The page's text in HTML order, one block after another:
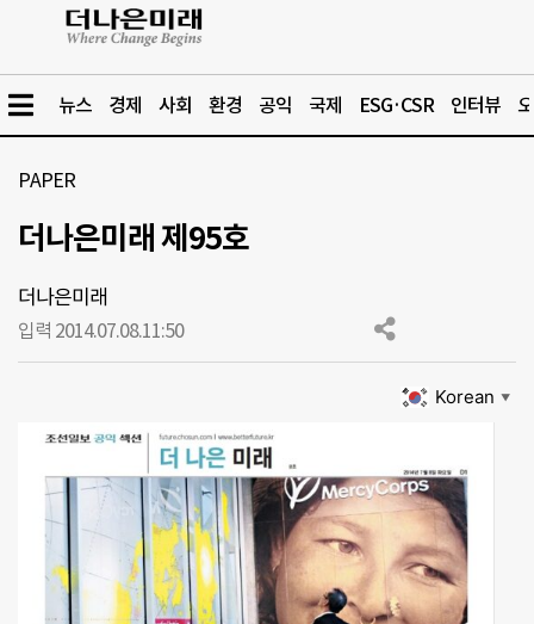
뉴스 경제 사회 환경 공익 국제 ESG·CSR 인터뷰
PAPER
더나은미래 제95호
더나은미래
입력 2014.07.08.11:50
Korean ▼